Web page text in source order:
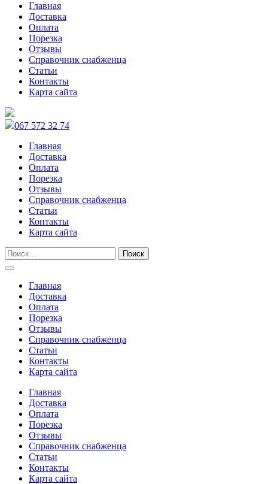
Главная
Доставка
Оплата
Порезка
Отзывы
Справочник снабженца
Статьи
Контакты
Карта сайта
067 572 32 74
Главная
Доставка
Оплата
Порезка
Отзывы
Справочник снабженца
Статьи
Контакты
Карта сайта
Главная
Доставка
Оплата
Порезка
Отзывы
Справочник снабженца
Статьи
Контакты
Карта сайта
Главная
Доставка
Оплата
Порезка
Отзывы
Справочник снабженца
Статьи
Контакты
Карта сайта